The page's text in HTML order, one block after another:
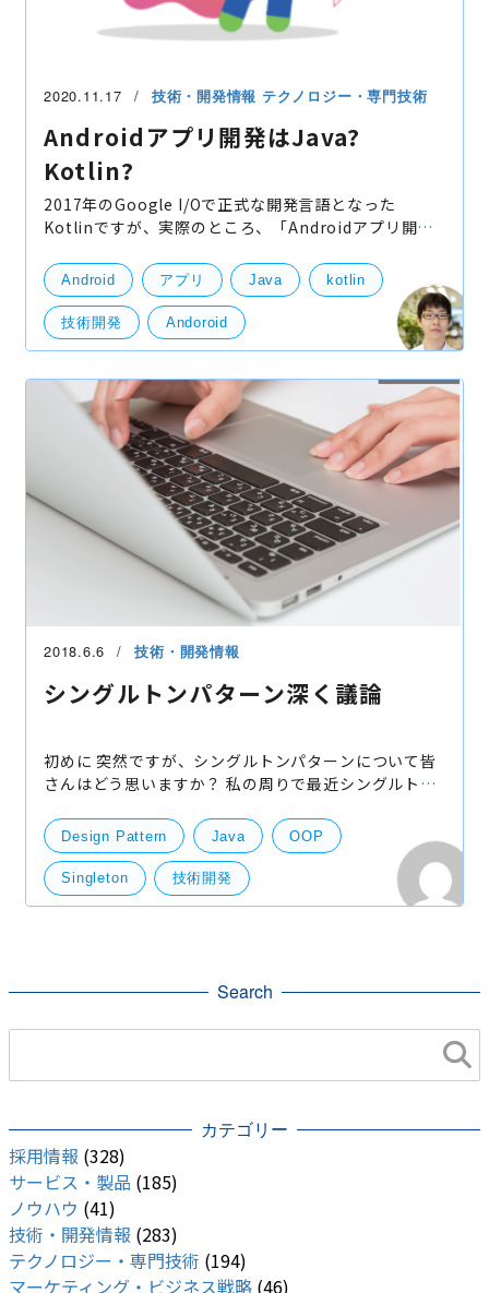
2020.11.17 技術・開発情報 テクノロジー・専門技術
Androidアプリ開発はJava?
Kotlin?
2017年のGoogle I/Oで正式な開発言語となった
Kotlinですが、実際のところ、「Androidアプリ開発
ちが開発しやすいのか？」を記事にしたいと思いま
す。※Kotlinがどん
Android アプリ Java kotlin
技術開発 Andoroid
2018.6.6 技術・開発情報
シングルトンパターン深く議論
初めに 突然ですが、シングルトンパターンについて皆
さんはどう思いますか？ 私の周りで最近シングルトン
深く検討してみました。 備忘録としてまとめた方が良
Design Pattern Java OOP
Singleton 技術開発
Search
カテゴリー
採用情報 (328)
サービス・製品 (185)
ノウハウ (41)
技術・開発情報 (283)
テクノロジー・専門技術 (194)
マーケティング・ビジネス戦略 (46)